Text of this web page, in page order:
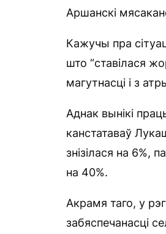
Аршанскі
Кажучы пра
што “ставілася
магутнасці і з
Аднак вынікі
канстатаваў
знізілася на 6%,
на 40%.
Акрамя таго, у
забяспечанасці